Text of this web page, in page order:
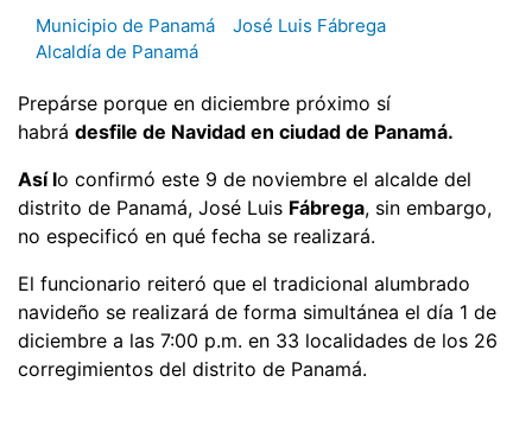
Municipio de Panamá
José Luis Fábrega
Alcaldía de Panamá
Prepárse porque en diciembre próximo sí
habrá desfile de Navidad en ciudad de Panamá.
Así lo confirmó este 9 de noviembre el alcalde del
distrito de Panamá, José Luis Fábrega, sin embargo,
no especificó en qué fecha se realizará.
El funcionario reiteró que el tradicional alumbrado
navideño se realizará de forma simultánea el día 1 de
diciembre a las 7:00 p.m. en 33 localidades de los 26
corregimientos del distrito de Panamá.